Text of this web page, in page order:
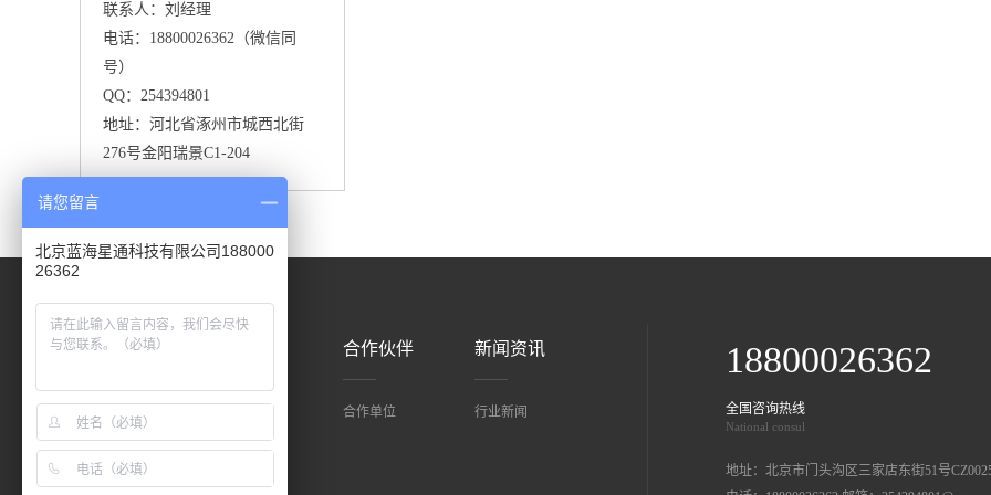
联系人：刘经理
电话：18800026362（微信同
号）
QQ：254394801
地址：河北省涿州市城西北街
276号金阳瑞景C1-204
产品中心 合作伙伴
合作单位
新闻资讯
行业新闻
18800026362
全国咨询热线
National consul
地址：北京市门头沟区三家店东街51号
请您留言
北京蓝海星通科技有限公司188000
26362